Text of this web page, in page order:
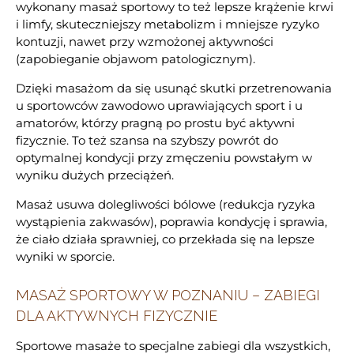
wykonany masaż sportowy to też lepsze krążenie krwi
i limfy, skuteczniejszy metabolizm i mniejsze ryzyko
kontuzji, nawet przy wzmożonej aktywności
(zapobieganie objawom patologicznym).
Dzięki masażom da się usunąć skutki przetrenowania
u sportowców zawodowo uprawiających sport i u
amatorów, którzy pragną po prostu być aktywni
fizycznie. To też szansa na szybszy powrót do
optymalnej kondycji przy zmęczeniu powstałym w
wyniku dużych przeciążeń.
Masaż usuwa dolegliwości bólowe (redukcja ryzyka
wystąpienia zakwasów), poprawia kondycję i sprawia,
że ciało działa sprawniej, co przekłada się na lepsze
wyniki w sporcie.
MASAŻ SPORTOWY W POZNANIU – ZABIEGI
DLA AKTYWNYCH FIZYCZNIE
Sportowe masaże to specjalne zabiegi dla wszystkich,